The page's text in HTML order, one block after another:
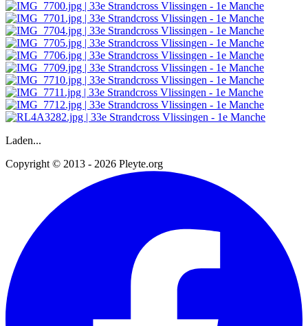
Laden...
Copyright © 2013 - 2026 Pleyte.org